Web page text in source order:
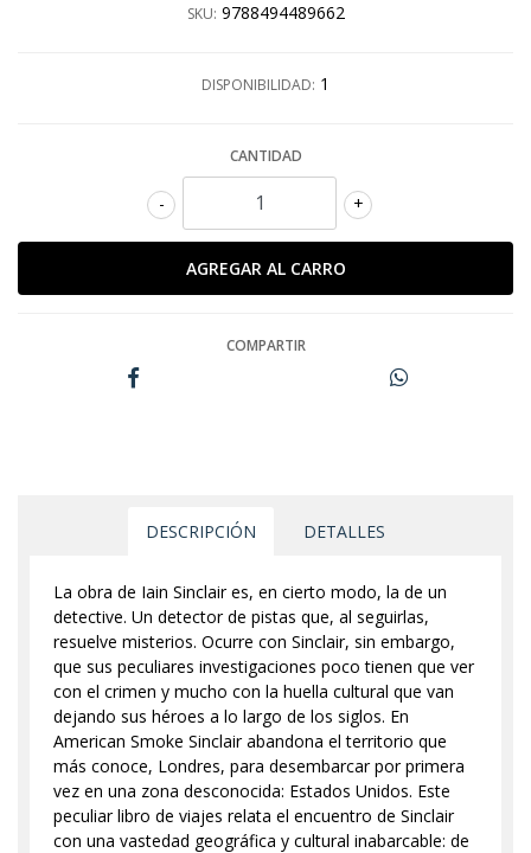
SKU: 9788494489662
DISPONIBILIDAD: 1
CANTIDAD
+
-
COMPARTIR
DESCRIPCIÓN DETALLES
La obra de Iain Sinclair es, en cierto modo, la de un
detective. Un detector de pistas que, al seguirlas,
resuelve misterios. Ocurre con Sinclair, sin embargo,
que sus peculiares investigaciones poco tienen que ver
con el crimen y mucho con la huella cultural que van
dejando sus héroes a lo largo de los siglos. En
American Smoke Sinclair abandona el territorio que
más conoce, Londres, para desembarcar por primera
vez en una zona desconocida: Estados Unidos. Este
peculiar libro de viajes relata el encuentro de Sinclair
con una vastedad geográfica y cultural inabarcable: de